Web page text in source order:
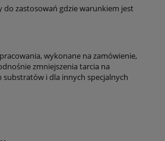
do zastosowań gdzie warunkiem jest
wykonane na zamówienie,
zmniejszenia tarcia na
i dla innych specjalnych